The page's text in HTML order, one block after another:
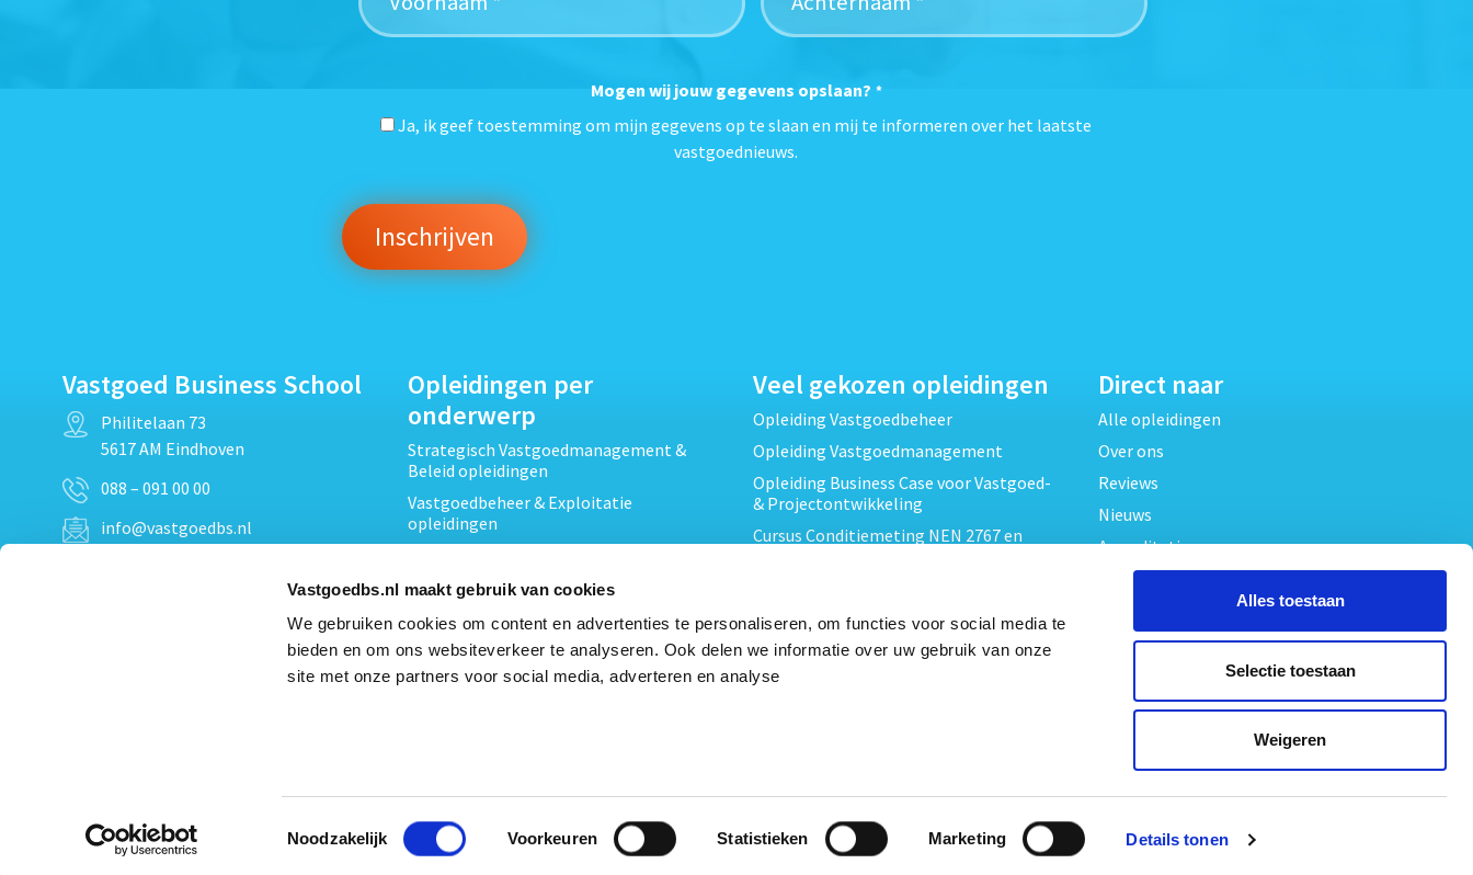
Vastgoedbs.nl maakt gebruik van cookies
We gebruiken cookies om content en advertenties te personaliseren, om functies voor social media te
bieden en om ons websiteverkeer te analyseren. Ook delen we informatie over uw gebruik van onze
site met onze partners voor social media, adverteren en analyse
Toestemmingsselectie
Noodzakelijk Voorkeuren Statistieken Marketing Details tonen
Alles toestaan
Selectie toestaan
Weigeren
Mogen wij jouw gegevens opslaan? *
Ja, ik geef toestemming om mijn gegevens op te slaan en mij te informeren over het laatste
vastgoednieuws.
Vastgoed Business School
Philitelaan 73
5617 AM Eindhoven
088 – 091 00 00
info@vastgoedbs.nl
Opleidingen per
onderwerp
Strategisch Vastgoedmanagement &
Beleid opleidingen
Vastgoedbeheer & Exploitatie
opleidingen
Projectontwikkeling &
Techniek, Onderhoud & Inspectie
Opleidingen
Verduurzaming en Energieprestatie
Veel gekozen opleidingen
Opleiding Vastgoedbeheer
Opleiding Vastgoedmanagement
Opleiding Business Case voor Vastgoed-
& Projectontwikkeling
Cursus Conditiemeting NEN 2767 en
Cursus EP-W Basis Woningen
Opleiding Professioneel VvE-beheer
Opleiding Projectleider Vastgoed
Direct naar
Alle opleidingen
Over ons
Reviews
Nieuws
Accreditaties
Algemene voorwaarden
Privacy verklaring